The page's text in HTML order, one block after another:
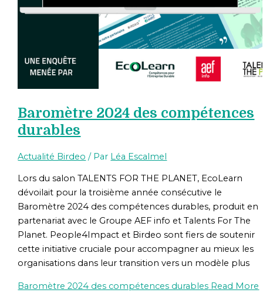
Baromètre 2024 des compétences
durables
Actualité Birdeo / Par Léa Escalmel
Lors du salon TALENTS FOR THE PLANET, EcoLearn
dévoilait pour la troisième année consécutive le
Baromètre 2024 des compétences durables, produit en
partenariat avec le Groupe AEF info et Talents For The
Planet. People4Impact et Birdeo sont fiers de soutenir
cette initiative cruciale pour accompagner au mieux les
organisations dans leur transition vers un modèle plus
Baromètre 2024 des compétences durables Read More